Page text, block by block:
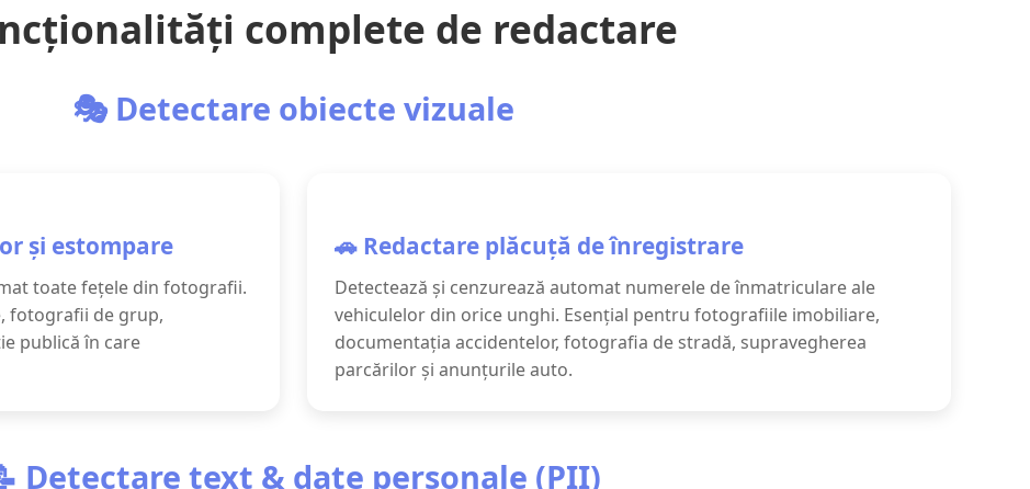
complete de redactare
🎭 Detectare obiecte vizuale
și estompare
toate fețele din fotografii.
fotografii de grup,
publică în care
🚗 Redactare plăcuță de înregistrare
Detectează și cenzurează automat numerele de înmatriculare ale
vehiculelor din orice unghi. Esențial pentru fotografiile imobiliare,
documentația accidentelor, fotografia de stradă, supravegherea
parcărilor și anunțurile auto.
Detectare text & date personale (PII)